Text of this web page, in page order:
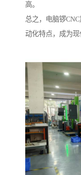
高。
总之，电脑锣
动化特点，成为现